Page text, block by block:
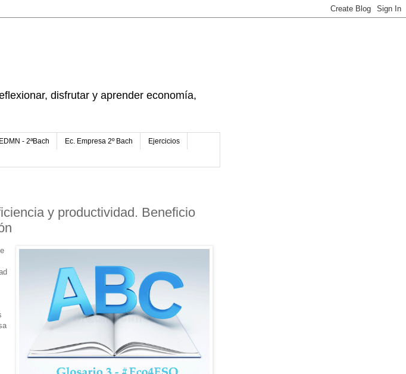
disfrutar y aprender economía,
EDMN - 2ªBach Ec. Empresa 2º Bach Ejercicios
y productividad. Beneficio